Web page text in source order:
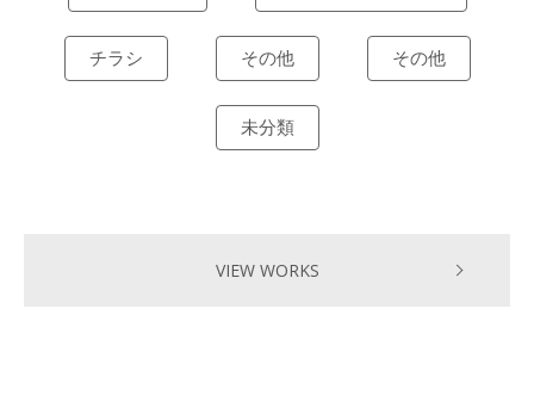
チラシ その他 その他
未分類
VIEW WORKS